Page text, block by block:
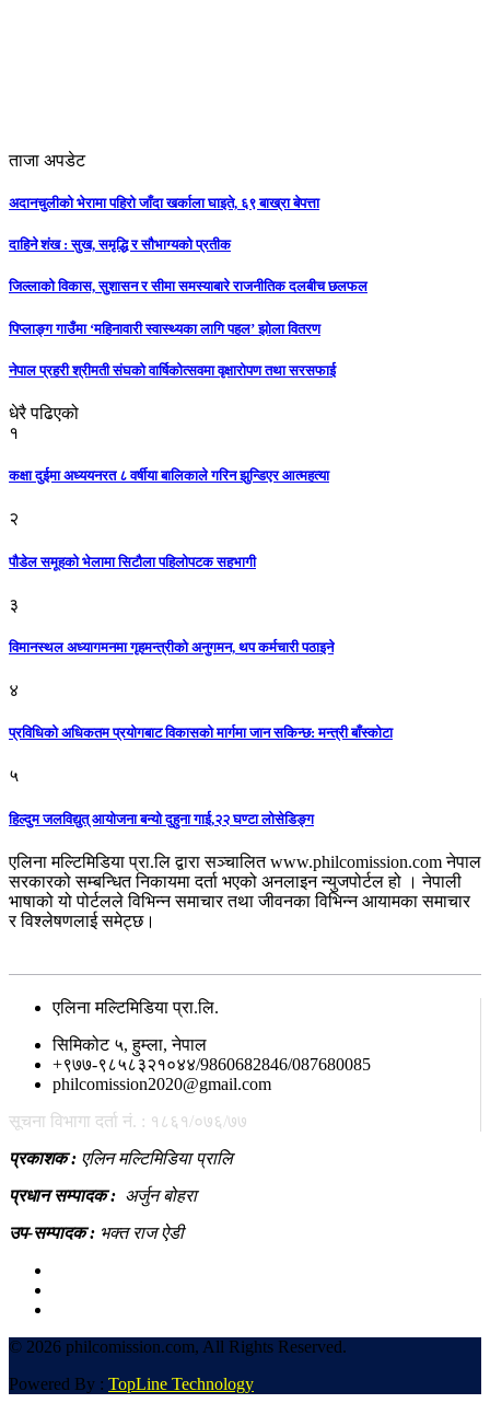
ताजा अपडेट
अदानचुलीको भेरामा पहिरो जाँदा खर्काला घाइते, ६९ बाख्रा बेपत्ता
दाहिने शंख : सुख, समृद्धि र सौभाग्यको प्रतीक
जिल्लाको विकास, सुशासन र सीमा समस्याबारे राजनीतिक दलबीच छलफल
पिप्लाङ्ग गाउँमा ‘महिनावारी स्वास्थ्यका लागि पहल’ झोला वितरण
नेपाल प्रहरी श्रीमती संघको वार्षिकोत्सवमा वृक्षारोपण तथा सरसफाई
धेरै पढिएको
१
कक्षा दुईमा अध्ययनरत ८ वर्षीया बालिकाले गरिन झुन्डिएर आत्महत्या
२
पौडेल समूहको भेलामा सिटौला पहिलोपटक सहभागी
३
विमानस्थल अध्यागमनमा गृहमन्त्रीको अनुगमन, थप कर्मचारी पठाइने
४
प्रविधिको अधिकतम प्रयोगबाट विकासको मार्गमा जान सकिन्छ: मन्त्री बाँस्कोटा
५
हिल्दुम जलविद्युत् आयोजना बन्यो दुहुना गाई,२२ घण्टा लोसेडिङ्ग
एलिना मल्टिमिडिया प्रा.लि द्वारा सञ्चालित www.philcomission.com नेपाल
सरकारको सम्बन्धित निकायमा दर्ता भएको अनलाइन न्युजपोर्टल हो । नेपाली
भाषाको यो पोर्टलले विभिन्न समाचार तथा जीवनका विभिन्न आयामका समाचार
र विश्लेषणलाई समेट्छ।
एलिना मल्टिमिडिया प्रा.लि.
सिमिकोट ५, हुम्ला, नेपाल
+९७७-९८५८३२१०४४/9860682846/087680085
philcomission2020@gmail.com
सूचना विभागा दर्ता नं. : १८६१/०७६/७७
प्रकाशक : एलिन मल्टिमिडिया प्रालि
प्रधान सम्पादक : अर्जुन बोहरा
उप-सम्पादक : भक्त राज ऐडी
© 2026 philcomission.com, All Rights Reserved.
Powered By : TopLine Technology